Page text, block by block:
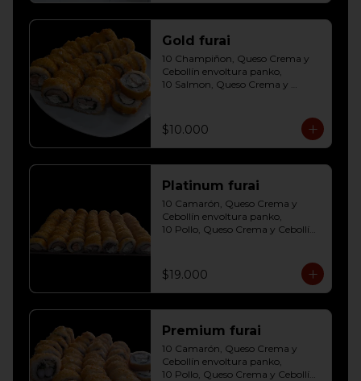
Gold furai
10 Champiñon, Queso Crema y
Cebollín envoltura panko,
10 Salmon, Queso Crema y
envoltura panko
$10.000
Platinum furai
10 Camarón, Queso Crema y
Cebollín envoltura panko,
10 Pollo, Queso Crema y Cebollín
Cebollín envoltura panko,
10 Salmon, Queso Crema y
Cebollín envoltura panko,
10 Carne, Queso Crema y Cebollín
10 Palmito, Queso Crema y
Cebollín envoltura panko,
10 Kanikama, Queso Crema y
Cebollín envoltura panko
$19.000
Premium furai
10 Camarón, Queso Crema y
Cebollín envoltura panko,
10 Pollo, Queso Crema y Cebollín